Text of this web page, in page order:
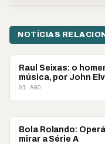
NOTÍCIAS
COLUNISTAS
Raul Seixas: o
música, por John
01 AGO
COLUNISTAS
Bola Rolando:
mirar a Série A